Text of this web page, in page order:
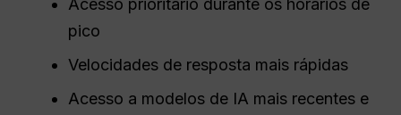
Acesso prioritário durante os horários de
pico
Velocidades de resposta mais rápidas
Acesso a modelos de IA mais recentes e